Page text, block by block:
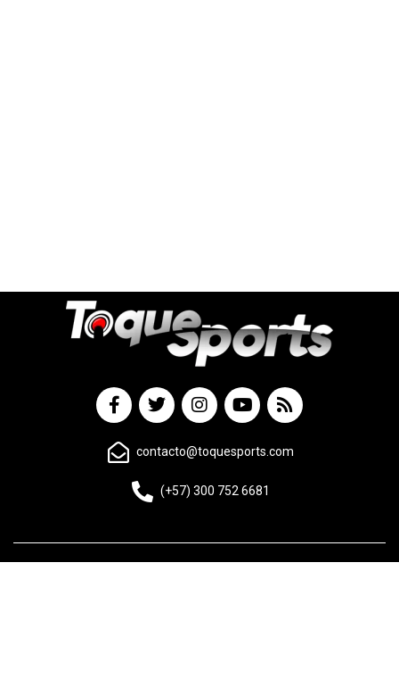
contacto@toquesports.com
(+57) 300 752 6681